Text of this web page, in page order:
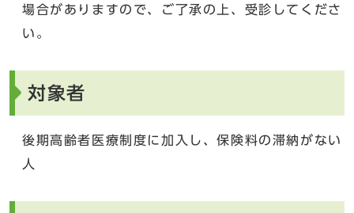
場合がありますので、ご了承の上、受診してくださ
い。
対象者
後期高齢者医療制度に加入し、保険料の滞納がない
人